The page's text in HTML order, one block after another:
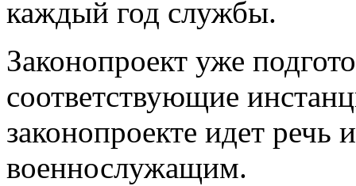
каждый год службы.
Законопроект уже
соответствующие
законопроекте идет речь
военнослужащим.